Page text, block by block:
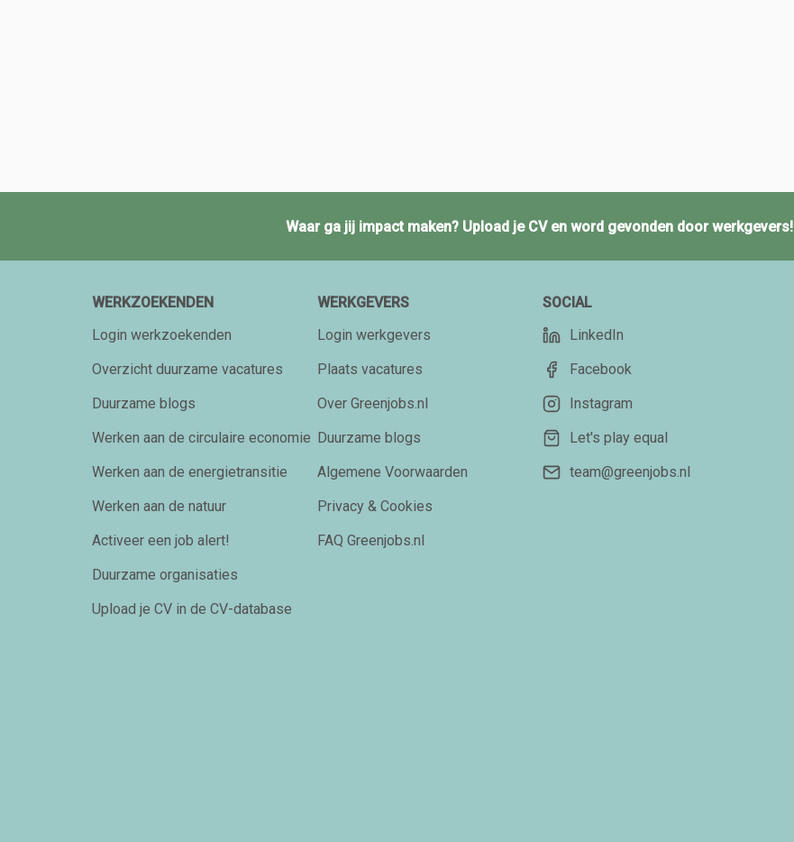
Waar ga jij impact maken? Upload je CV en word gevonden door werkgevers!
WERKZOEKENDEN
Login werkzoekenden
Overzicht duurzame vacatures
Duurzame blogs
Werken aan de circulaire economie
Werken aan de energietransitie
Werken aan de natuur
Activeer een job alert!
Duurzame organisaties
Upload je CV in de CV-database
WERKGEVERS
Login werkgevers
Plaats vacatures
Over Greenjobs.nl
Duurzame blogs
Algemene Voorwaarden
Privacy & Cookies
FAQ Greenjobs.nl
SOCIAL
LinkedIn
Facebook
Instagram
Let's play equal
team@greenjobs.nl